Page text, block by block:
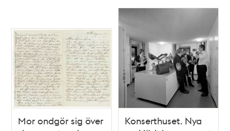
Mor ondgör sig över
Konserthuset. Nya